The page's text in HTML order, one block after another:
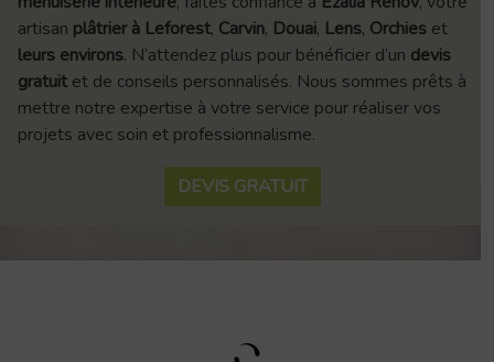
artisan plâtrier à Leforest, Carvin, Douai, Lens, Orchies et
leurs environs. N’attendez plus pour bénéficier d’un devis
gratuit et de conseils personnalisés. Nous sommes prêts à
mettre notre expertise à votre service pour réaliser vos
projets avec soin et professionnalisme.
DEVIS GRATUIT